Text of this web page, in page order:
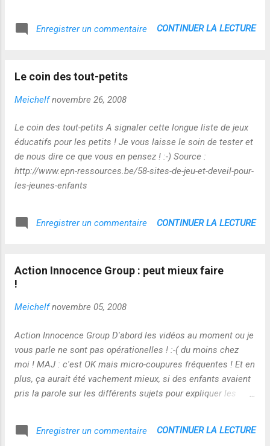
Enregistrer un commentaire CONTINUER LA LECTURE
Le coin des tout-petits
Meichelf novembre 26, 2008
Le coin des tout-petits A signaler cette longue liste de jeux
éducatifs pour les petits ! Je vous laisse le soin de tester et
de nous dire ce que vous en pensez ! :-) Source :
http://www.epn-ressources.be/58-sites-de-jeu-et-deveil-pour-
les-jeunes-enfants
Enregistrer un commentaire CONTINUER LA LECTURE
Action Innocence Group : peut mieux faire
!
Meichelf novembre 05, 2008
Action Innocence Group D'abord les vidéos au moment ou je
vous parle ne sont pas opérationelles ! :-( du moins chez
moi ! MAJ : c'est OK mais micro-coupures fréquentes ! Et en
plus, ça aurait été vachement mieux, si des enfants avaient
pris la parole sur les différents sujets pour expliquer les
chemin qui reste à faire en terme de changement de
Enregistrer un commentaire CONTINUER LA LECTURE